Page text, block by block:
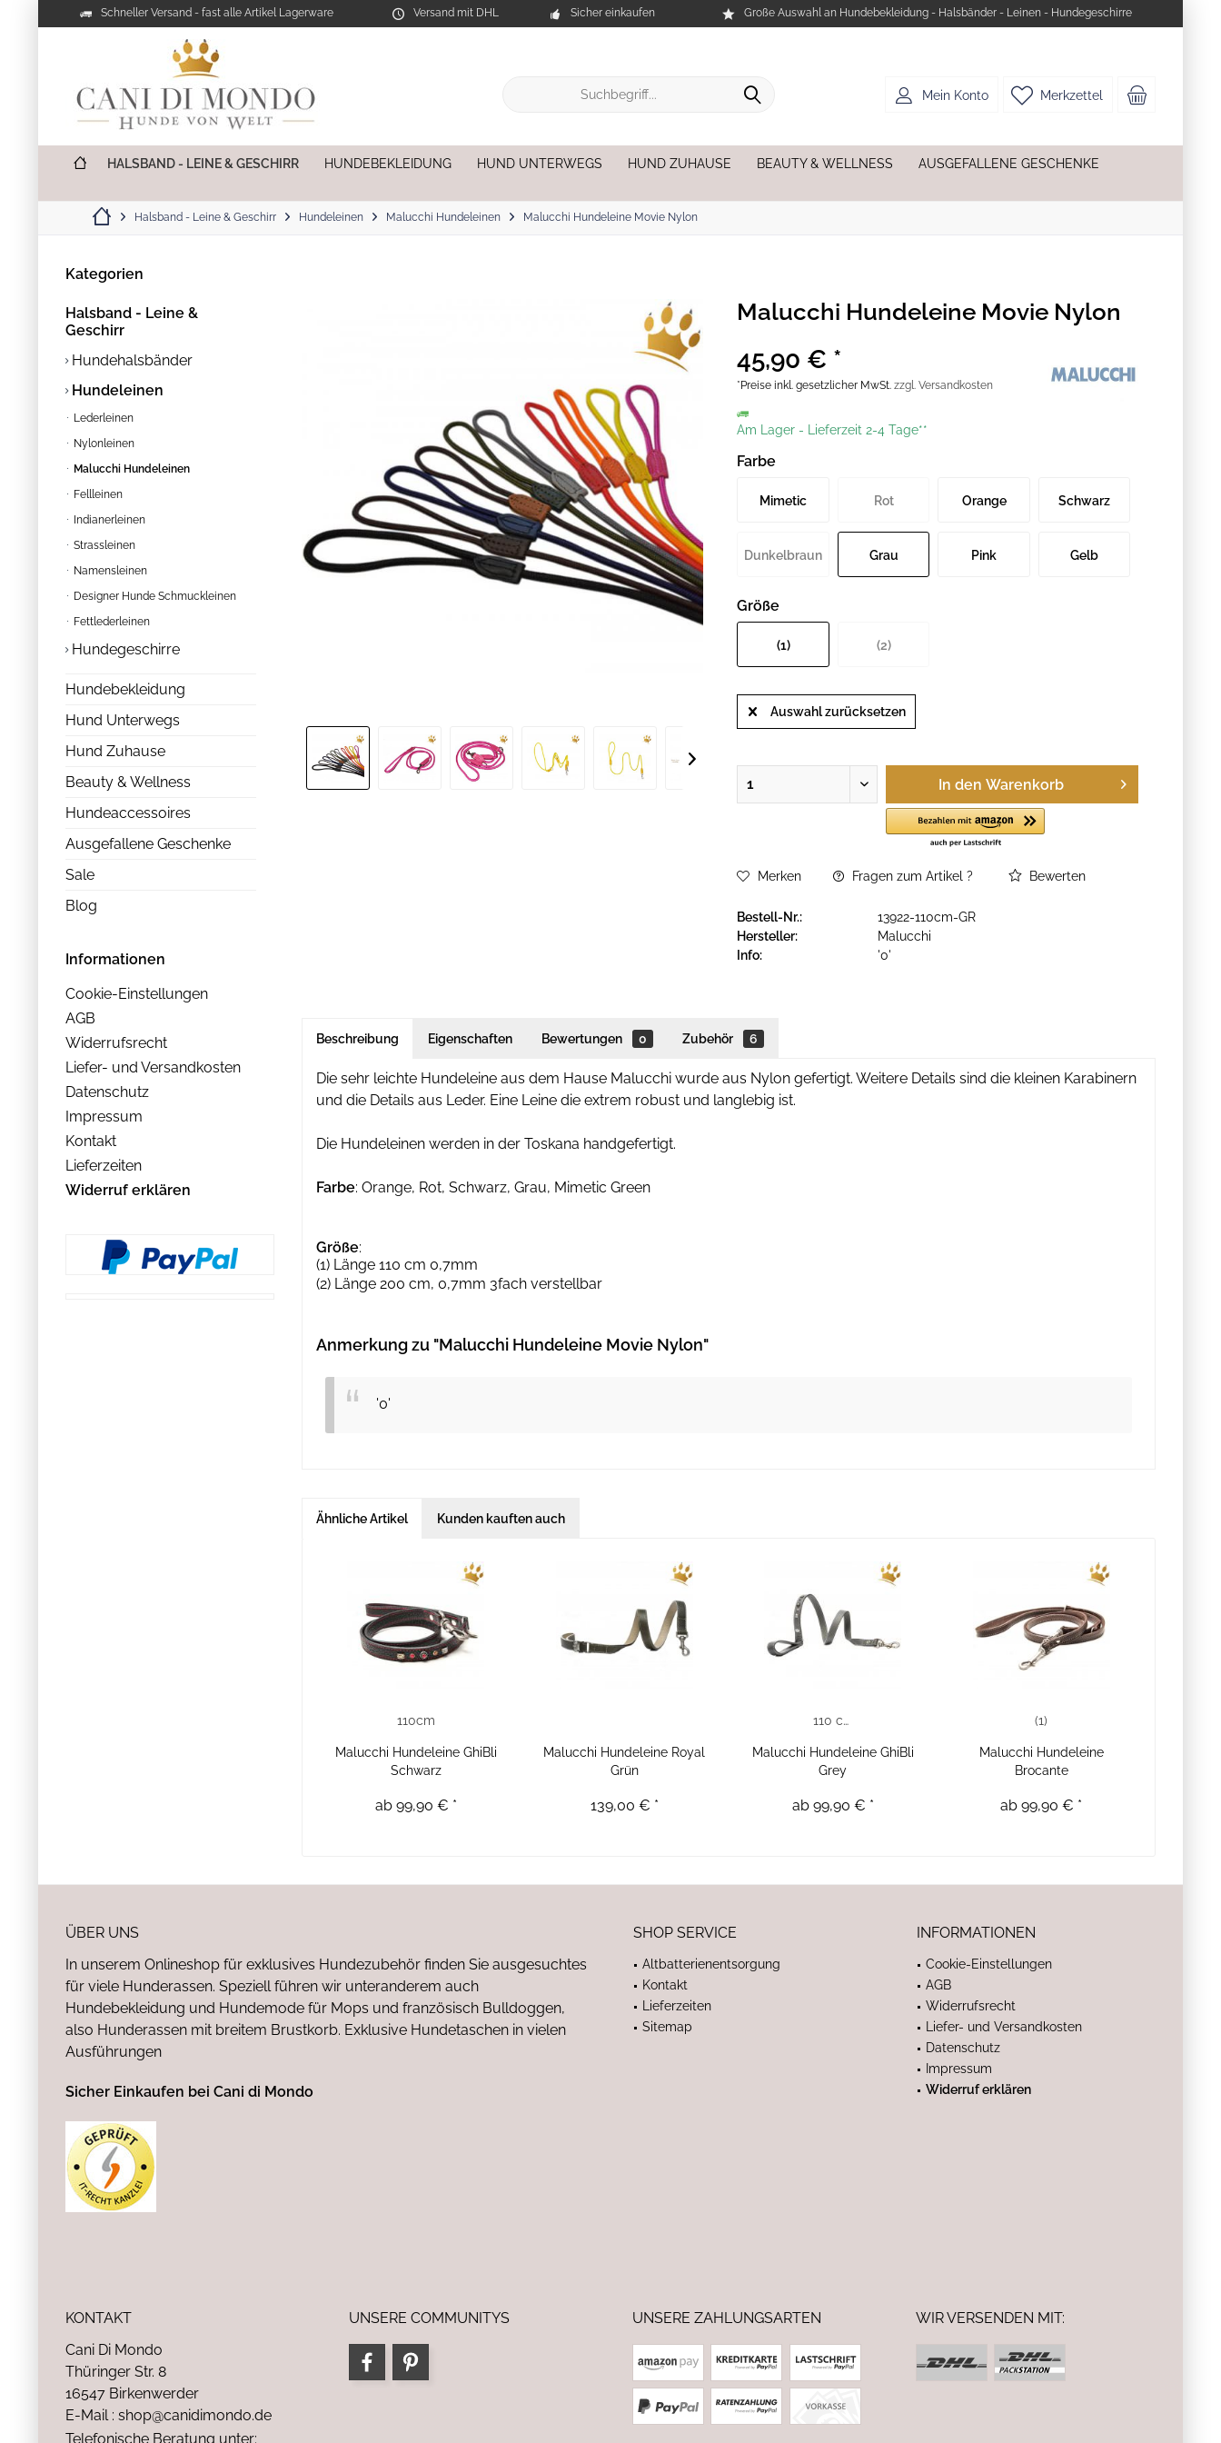
Schneller Versand - fast alle Artikel Lagerware Versand mit DHL Sicher einkaufen Große Auswahl an Hundebekleidung - Halsbänder - Leinen - Hundegeschirre
Merkzettel
Mein Konto
HALSBAND - LEINE & GESCHIRR HUNDEBEKLEIDUNG HUND UNTERWEGS HUND ZUHAUSE BEAUTY & WELLNESS AUSGEFALLENE GESCHENKE
Halsband - Leine & Geschirr Hundeleinen Malucchi Hundeleinen Malucchi Hundeleine Movie Nylon
Kategorien
Halsband - Leine &
Geschirr
Hundehalsbänder
Hundeleinen
Lederleinen
Nylonleinen
Malucchi Hundeleinen
Fellleinen
Indianerleinen
Strassleinen
Namensleinen
Designer Hunde Schmuckleinen
Fettlederleinen
Hundegeschirre
Hundebekleidung
Hund Unterwegs
Hund Zuhause
Beauty & Wellness
Hundeaccessoires
Ausgefallene Geschenke
Sale
Blog
Informationen
Cookie-Einstellungen
AGB
Widerrufsrecht
Liefer- und Versandkosten
Datenschutz
Impressum
Kontakt
Lieferzeiten
Widerruf erklären
Malucchi Hundeleine Movie Nylon
45,90 € *
*Preise inkl. gesetzlicher MwSt.zzgl. Versandkosten
Am Lager - Lieferzeit 2-4 Tage**
Farbe
Mimetic Rot Orange Schwarz
Dunkelbraun Grau Pink Gelb
Größe
(1) (2)
Auswahl zurücksetzen
In den Warenkorb
Merken Fragen zum Artikel ? Bewerten
Bestell-Nr.:
13922-110cm-GR
Hersteller:
Malucchi
Info:
'0'
Beschreibung Eigenschaften Bewertungen 0 Zubehör 6
Die sehr leichte Hundeleine aus dem Hause Malucchi wurde aus Nylon gefertigt. Weitere Details sind die kleinen Karabinern
und die Details aus Leder. Eine Leine die extrem robust und langlebig ist.
Die Hundeleinen werden in der Toskana handgefertigt.
Farbe: Orange, Rot, Schwarz, Grau, Mimetic Green
Größe:
(1) Länge 110 cm 0,7mm
(2) Länge 200 cm, 0,7mm 3fach verstellbar
Anmerkung zu "Malucchi Hundeleine Movie Nylon"
'0'
Ähnliche Artikel Kunden kauften auch
110cm
Malucchi Hundeleine GhiBli
Schwarz
ab 99,90 € *
Malucchi Hundeleine Royal
Grün
139,00 € *
110 cm
Malucchi Hundeleine GhiBli
Grey
ab 99,90 € *
(1)
Malucchi Hundeleine
Brocante
ab 99,90 € *
ÜBER UNS
In unserem Onlineshop für exklusives Hundezubehör finden Sie ausgesuchtes
für viele Hunderassen. Speziell führen wir unteranderem auch
Hundebekleidung und Hundemode für Mops und französisch Bulldoggen,
also Hunderassen mit breitem Brustkorb. Exklusive Hundetaschen in vielen
Ausführungen
Sicher Einkaufen bei Cani di Mondo
SHOP SERVICE
Altbatterienentsorgung
Kontakt
Lieferzeiten
Sitemap
INFORMATIONEN
Cookie-Einstellungen
AGB
Widerrufsrecht
Liefer- und Versandkosten
Datenschutz
Impressum
Widerruf erklären
KONTAKT
Cani Di Mondo
Thüringer Str. 8
16547 Birkenwerder
E-Mail : shop@canidimondo.de
Telefonische Beratung unter:
UNSERE COMMUNITYS UNSERE ZAHLUNGSARTEN WIR VERSENDEN MIT: